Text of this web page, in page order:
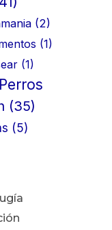
(2)
(1)
(1)
Perros
(35)
(5)